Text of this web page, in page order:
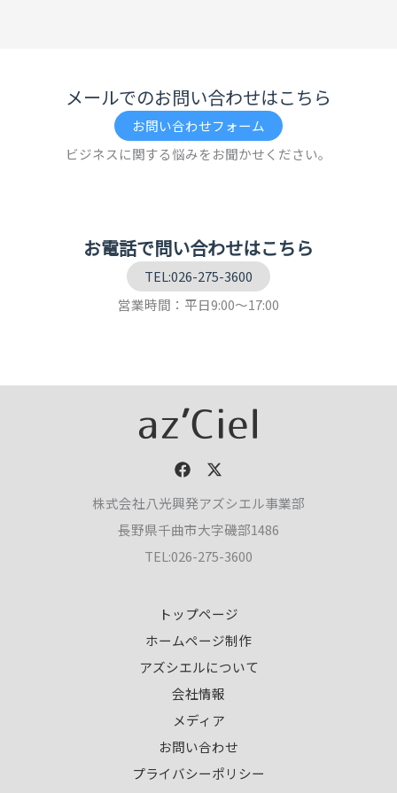
メールでのお問い合わせはこちら
お問い合わせフォーム
ビジネスに関する悩みをお聞かせください。
お電話で問い合わせはこちら
TEL:026-275-3600
営業時間：平日9:00～17:00
株式会社八光興発アズシエル事業部
長野県千曲市大字磯部1486
TEL:026-275-3600
トップページ
ホームページ制作
アズシエルについて
会社情報
メディア
お問い合わせ
プライバシーポリシー